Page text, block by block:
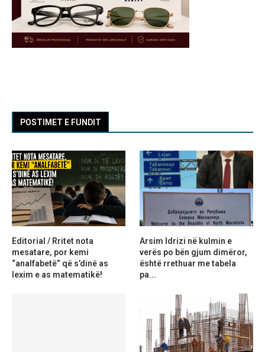
POSTIMET E FUNDIT
Editorial / Rritet nota
mesatare, por kemi
“analfabetë” që s’dinë as
lexim e as matematikë!
Arsim Idrizi në kulmin e
verës po bën gjum dimëror,
është rrethuar me tabela
pa...